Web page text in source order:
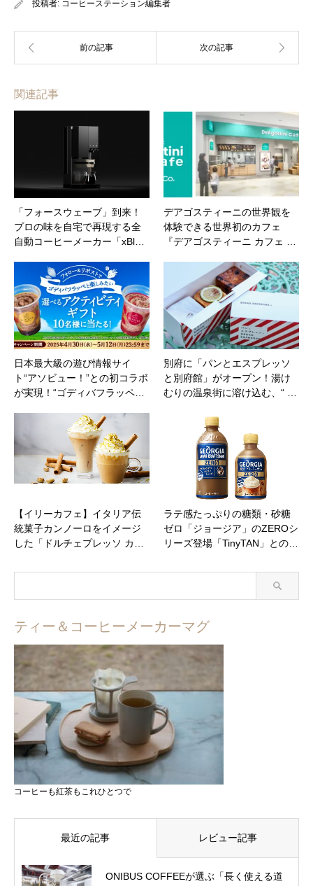
投稿者: コーヒーステーション編集者
関連記事
「フォースウェーブ」到来！
プロの味を自宅で再現する全
自動コーヒーメーカー「xBl…
デアゴスティーニの世界観を
体験できる世界初のカフェ
『デアゴスティーニ カフェ …
日本最大級の遊び情報サイ
ト“アソビュー！”との初コラボ
が実現！“ゴディバフラッペ…
別府に「パンとエスプレッソ
と別府館」がオープン！湯け
むりの温泉街に溶け込む、“ …
【イリーカフェ】イタリア伝
統菓子カンノーロをイメージ
した「ドルチェプレッソ カ…
ラテ感たっぷりの糖類・砂糖
ゼロ「ジョージア」のZEROシ
リーズ登場「TinyTAN」との…
ティー＆コーヒーメーカーマグ
コーヒーも紅茶もこれひとつで
最近の記事 レビュー記事
ONIBUS COFFEEが選ぶ「長く使える道